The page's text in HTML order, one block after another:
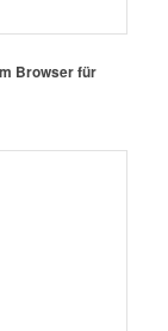
Browser für